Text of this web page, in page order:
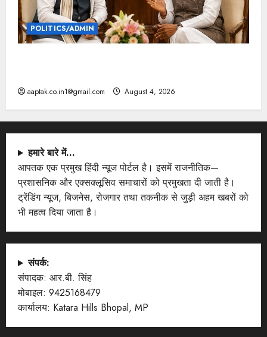
POLITICS/ADMIN
aaptak.co.in1@gmail.com August 4, 2026
हमारे बारे में…
आपतक एक प्रमुख हिंदी न्यूज पोर्टल है। इसमें राजनीतिक—
प्रशासनिक और एक्सक्लूसिव समाचारों को प्रमुखता दी जाती है।
ट्रेंडिंग न्यूज, बिजनेस, रोजगार तथा तकनीक से जुड़ी अहम खबरों को
भी महत्व दिया जाता है।
संपर्क:
संपादक: आर.बी. सिंह
मोबाइल: 9425168479
कार्यालय: Katara Hills Bhopal, MP